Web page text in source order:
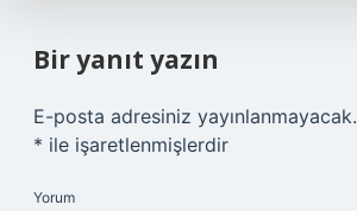
Bir yanıt yazın
E-posta adresiniz yayınlanmayacak.
* ile işaretlenmişlerdir
Yorum